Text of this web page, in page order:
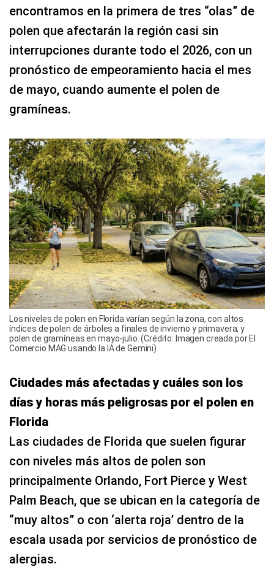
encontramos en la primera de tres “olas” de
polen que afectarán la región casi sin
interrupciones durante todo el 2026, con un
pronóstico de empeoramiento hacia el mes
de mayo, cuando aumente el polen de
gramíneas.
Los niveles de polen en Florida varían según la zona, con altos
índices de polen de árboles a finales de invierno y primavera, y
polen de gramíneas en mayo-julio. (Crédito: Imagen creada por El
Comercio MAG usando la IA de Gemini)
Ciudades más afectadas y cuáles son los
días y horas más peligrosas por el polen en
Florida
Las ciudades de Florida que suelen figurar
con niveles más altos de polen son
principalmente Orlando, Fort Pierce y West
Palm Beach, que se ubican en la categoría de
“muy altos” o con ‘alerta roja’ dentro de la
escala usada por servicios de pronóstico de
alergias.